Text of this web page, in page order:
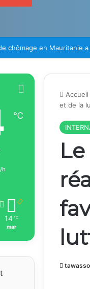
à la libération des
Accueil
et de la
℃
h
14 ℃
mar